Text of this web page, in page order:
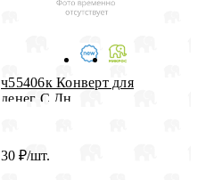
ч55406к Конверт для
денег С Дн...
30 ₽/шт.